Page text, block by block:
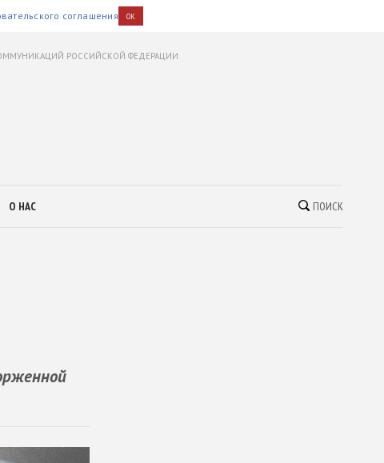
соглашения OK
РОССИЙСКОЙ ФЕДЕРАЦИИ
О НАС ПОИСК